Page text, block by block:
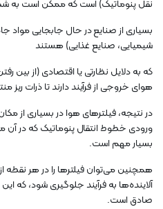
نقل پنوماتیک) است که ممکن است به
بسیاری از صنایع در حال جابجایی مواد
شیمیایی، صنایع غذایی) هستند
که به دلایل نظارتی یا اقتصادی (از بین
هوای خروجی از فرآیند دارند تا ذرات ریز
در نتیجه، فیلترهای هوا در بسیاری از
ورودی خطوط انتقال پنوماتیک که در آن
بسیار مهم است.
همچنین می‌توان فیلترها را در هر نقطه از
آلاینده‌ها به فرآیند جلوگیری شود، که
صادق است.